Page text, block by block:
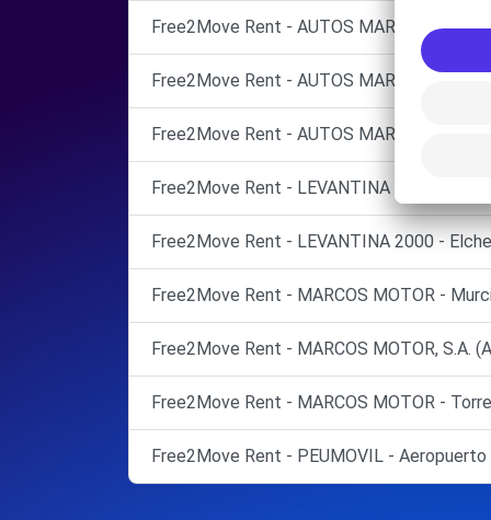
Free2Move Rent - AUTOS MARCOS
Free2Move Rent - AUTOS MARCOS -
Free2Move Rent - AUTOS MARCOS, S.A. -
Free2Move Rent - LEVANTINA 2000
Free2Move Rent - LEVANTINA 2000 -
Free2Move Rent - MARCOS MOTOR -
Free2Move Rent - MARCOS MOTOR, S.A.
Free2Move Rent - MARCOS MOTOR -
Free2Move Rent - PEUMOVIL -